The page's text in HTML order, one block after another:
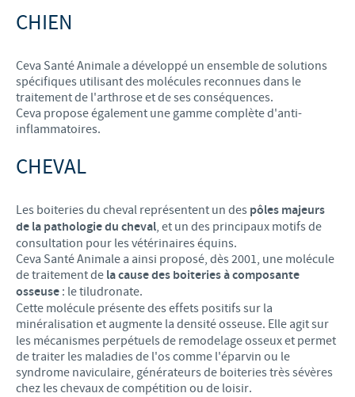
Partenariats commerciaux et scientifiques
Offres d'emploi internationales
CONTACT
CHIEN
Ceva Santé Animale a développé un ensemble de solutions
spécifiques utilisant des molécules reconnues dans le
traitement de l'arthrose et de ses conséquences.
Ceva propose également une gamme complète d'anti-
inflammatoires.
CHEVAL
Les boiteries du cheval représentent un des pôles majeurs
de la pathologie du cheval, et un des principaux motifs de
consultation pour les vétérinaires équins.
Ceva Santé Animale a ainsi proposé, dès 2001, une molécule
de traitement de la cause des boiteries à composante
osseuse : le tiludronate.
Cette molécule présente des effets positifs sur la
minéralisation et augmente la densité osseuse. Elle agit sur
les mécanismes perpétuels de remodelage osseux et permet
de traiter les maladies de l'os comme l'éparvin ou le
syndrome naviculaire, générateurs de boiteries très sévères
chez les chevaux de compétition ou de loisir.